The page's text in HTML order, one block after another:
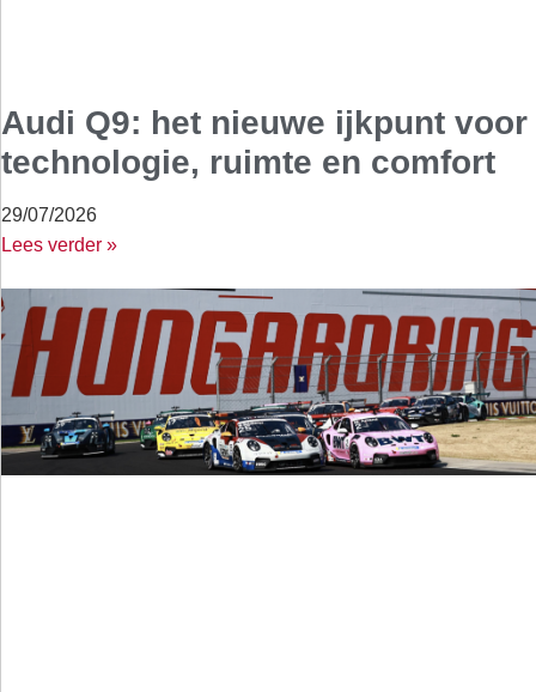
Audi Q9: het nieuwe ijkpunt voor
technologie, ruimte en comfort
29/07/2026
Lees verder »